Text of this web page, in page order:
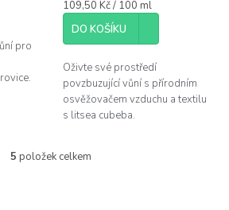
pro
Měrná
cena:
109,50 Kč / 100 ml
DO KOŠÍKU
Oživte své prostředí
povzbuzující vůní s přírodním
osvěžovačem vzduchu a textilu
s litsea cubeba.
O
5 položek celkem